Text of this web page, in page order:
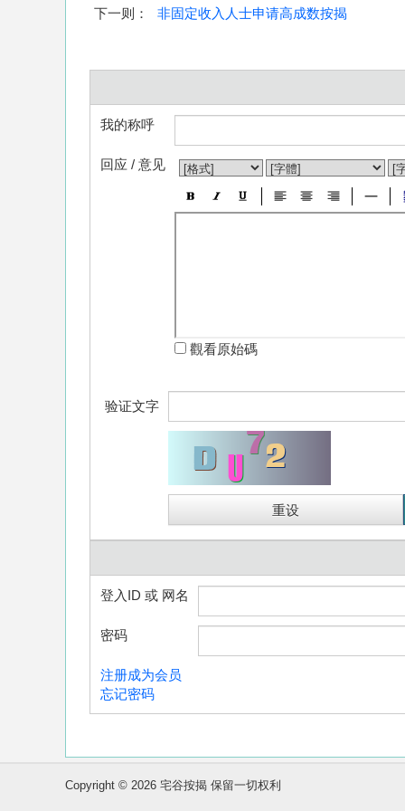
下一则： 非固定收入人士申请高成数按揭
我的称呼
回应 / 意见
觀看原始碼
验证文字
登入ID 或 网名
密码
注册成为会员
忘记密码
Copyright © 2026 宅谷按揭 保留一切权利